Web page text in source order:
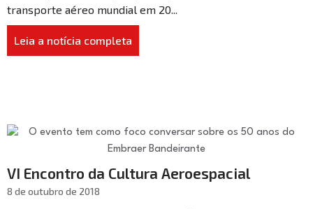
transporte aéreo mundial em 20...
Leia a notícia completa
VI Encontro da Cultura Aeroespacial
8 de outubro de 2018